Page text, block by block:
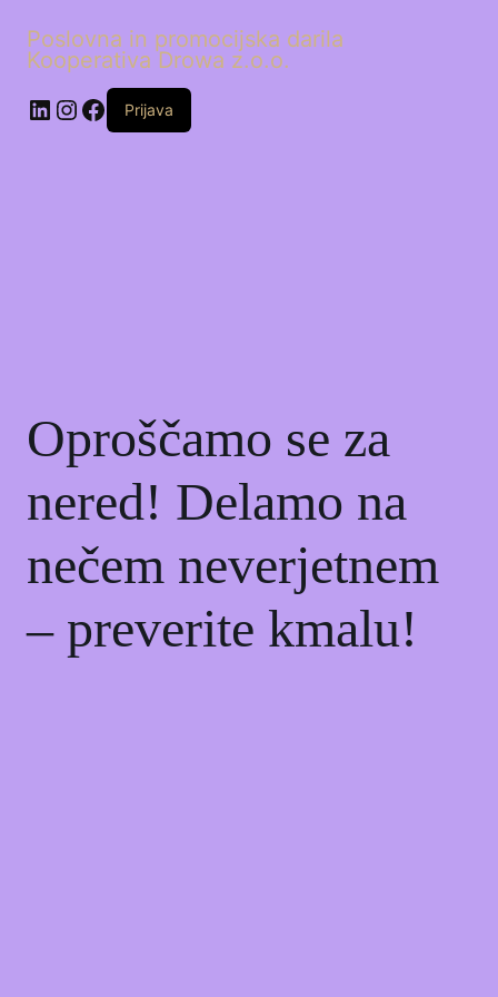
Poslovna in promocijska darila
Kooperativa Drowa z.o.o.
LinkedIn
Instagram
Facebook
Prijava
Oproščamo se za
nered! Delamo na
nečem neverjetnem
– preverite kmalu!